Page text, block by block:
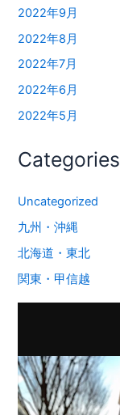
2022年9月
2022年8月
2022年7月
2022年6月
2022年5月
Categories
Uncategorized
九州・沖縄
北海道・東北
関東・甲信越
プ
レ
ー